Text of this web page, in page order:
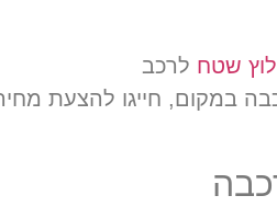
שטח לרכב
במקום, חייגו להצעת מחיר